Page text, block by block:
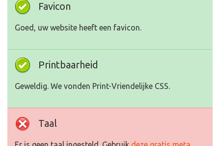
Favicon
Goed, uw website heeft een favicon.
Printbaarheid
Geweldig. We vonden Print-Vriendelijke CSS.
Taal